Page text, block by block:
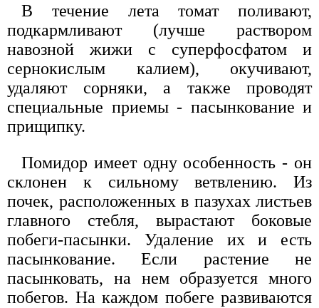
В течение лета томат поливают,
подкармливают (лучше раствором
навозной жижи с суперфосфатом и
сернокислым калием), окучивают,
удаляют сорняки, а также проводят
специальные приемы - пасынкование и
прищипку.
Помидор имеет одну особенность - он
склонен к сильному ветвлению. Из
почек, расположенных в пазухах листьев
главного стебля, вырастают боковые
побеги-пасынки. Удаление их и есть
пасынкование. Если растение не
пасынковать, на нем образуется много
побегов. На каждом побеге развиваются